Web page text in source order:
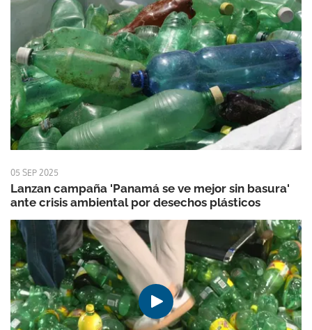
05 SEP 2025
Lanzan campaña 'Panamá se ve mejor sin basura'
ante crisis ambiental por desechos plásticos